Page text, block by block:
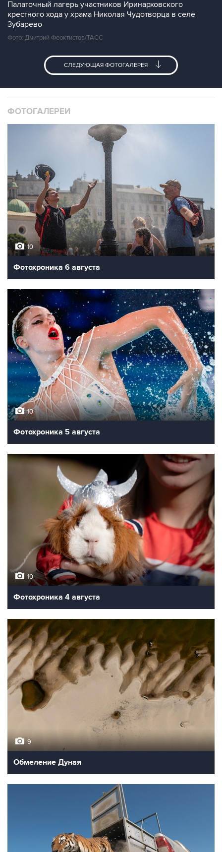
Палаточный лагерь участников Иринарховского
крестного хода у храма Николая Чудотворца в селе
Зубарево
Фото: Дмитрий Феоктистов/ТАСС
СЛЕДУЮЩАЯ ФОТОГАЛЕРЕЯ
ФОТОГАЛЕРЕИ
10
Фотохроника 6 августа
10
Фотохроника 5 августа
10
Фотохроника 4 августа
9
Обмеление Дуная